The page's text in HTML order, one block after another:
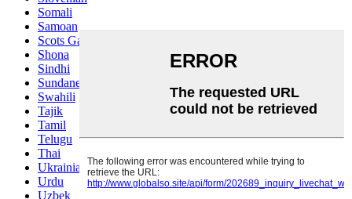
Somali
Samoan
Scots Gaelic
Shona
Sindhi
Sundanese
Swahili
Tajik
Tamil
Telugu
Thai
Ukrainian
Urdu
Uzbek